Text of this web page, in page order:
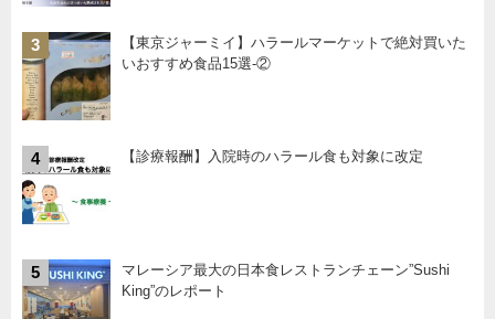
3
【東京ジャーミイ】ハラールマーケットで絶対買いた
いおすすめ食品15選-②
4 【診療報酬】入院時のハラール食も対象に改定
5
マレーシア最大の日本食レストランチェーン”Sushi
King”のレポート